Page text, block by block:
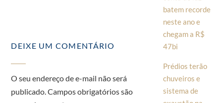
DEIXE UM COMENTÁRIO
O seu endereço de e-mail não será
publicado. Campos obrigatórios são
batem recorde
neste ano e
chegam a R$
47bi
Prédios terão
chuveiros e
sistema de